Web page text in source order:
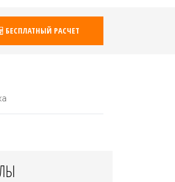
БЕСПЛАТНЫЙ РАСЧЕТ